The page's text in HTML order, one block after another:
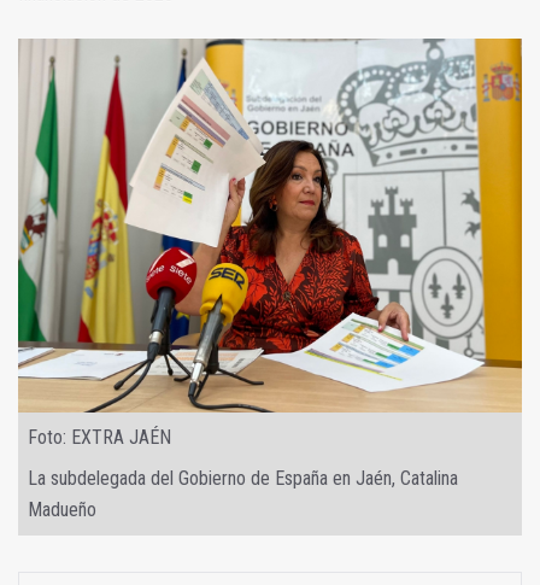
Foto: EXTRA JAÉN
La subdelegada del Gobierno de España en Jaén, Catalina
Madueño